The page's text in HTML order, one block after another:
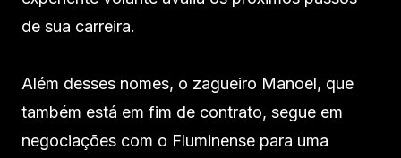
de sua carreira.
Além desses nomes, o zagueiro Manoel, que
também está em fim de contrato, segue em
negociações com o Fluminense para uma